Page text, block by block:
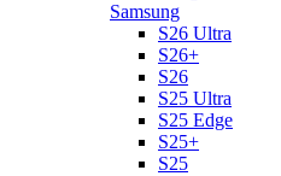
Samsung
S26 Ultra
S26+
S26
S25 Ultra
S25 Edge
S25+
S25